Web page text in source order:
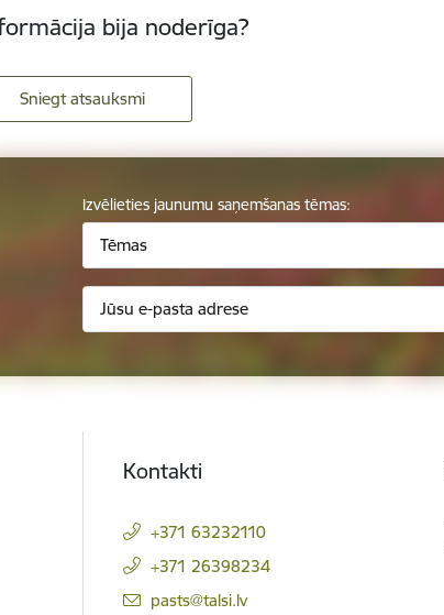
bija noderīga?
Sniegt atsauksmi
Izvēlieties jaunumu saņemšanas tēmas:
Tēmas
Kontakti
+371 63232110
+371 26398234
E-pasts:
pasts@talsi.lv